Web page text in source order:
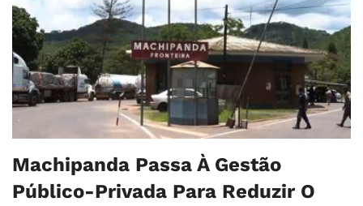
Machipanda Passa À Gestão
Público-Privada Para Reduzir O